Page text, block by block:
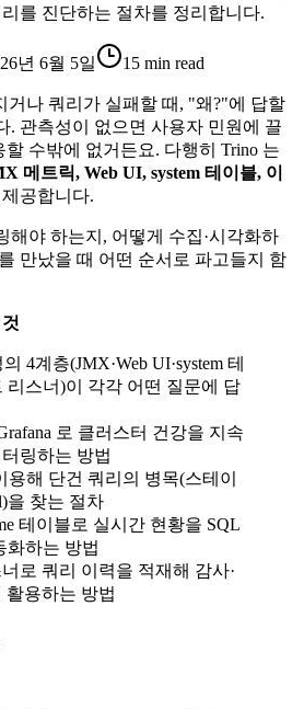
를 진단하는 절차를 정리합니다.
년 6월 5일 15 min read
거나 쿼리가 실패할 때, "왜?"에 답할
. 관측성이 없으면 사용자 민원에 끌
수밖에 없거든요. 다행히 Trino 는
메트릭, Web UI, system 테이블, 이
공합니다.
해야 하는지, 어떻게 수집·시각화하
만났을 때 어떤 순서로 파고들지 함
4계층(JMX·Web UI·system 테
리스너)이 각각 어떤 질문에 답
로 클러스터 건강을 지속
링하는 방법
용해 단건 쿼리의 병목(스테이
을 찾는 절차
테이블로 실시간 현황을 SQL
화하는 방법
로 쿼리 이력을 적재해 감사·
활용하는 방법